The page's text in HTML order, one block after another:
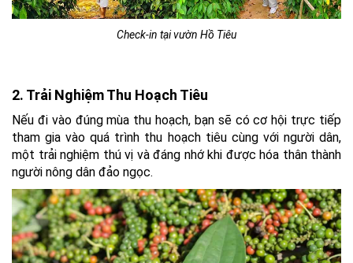
Check-in tại vườn Hồ Tiêu
2. Trải Nghiệm Thu Hoạch Tiêu
Nếu đi vào đúng mùa thu hoạch, bạn sẽ có cơ hội trực tiếp
tham gia vào quá trình thu hoạch tiêu cùng với người dân,
một trải nghiệm thú vị và đáng nhớ khi được hóa thân thành
người nông dân đảo ngọc.